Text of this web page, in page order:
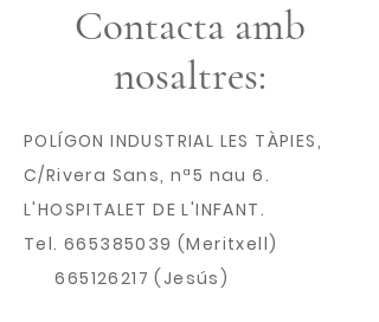
Contacta amb
nosaltres:
POLÍGON INDUSTRIAL LES TÀPIES,
C/Rivera Sans, nª5 nau 6.
L'HOSPITALET DE L'INFANT.
Tel. 665385039 (Meritxell)
665126217 (Jesús)